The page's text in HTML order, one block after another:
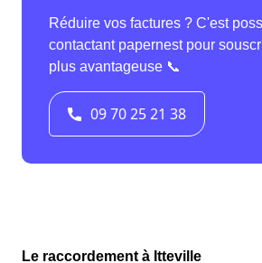
Le raccordement à Itteville